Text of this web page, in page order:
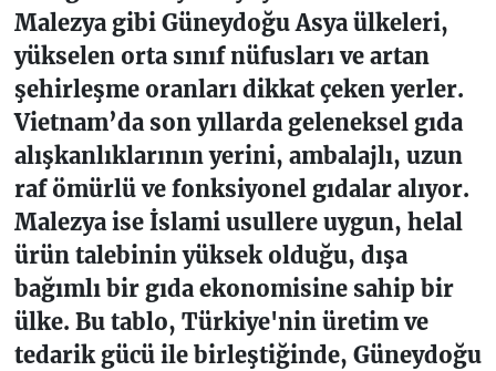
Malezya gibi Güneydoğu Asya ülkeleri,
yükselen orta sınıf nüfusları ve artan
şehirleşme oranları dikkat çeken yerler.
Vietnam’da son yıllarda geleneksel gıda
alışkanlıklarının yerini, ambalajlı, uzun
raf ömürlü ve fonksiyonel gıdalar alıyor.
Malezya ise İslami usullere uygun, helal
ürün talebinin yüksek olduğu, dışa
bağımlı bir gıda ekonomisine sahip bir
ülke. Bu tablo, Türkiye'nin üretim ve
tedarik gücü ile birleştiğinde, Güneydoğu